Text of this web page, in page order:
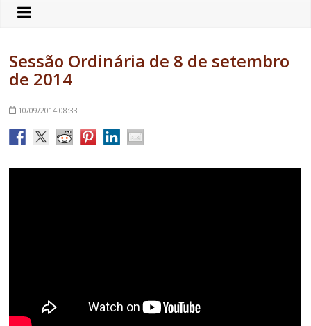
Sessão Ordinária de 8 de setembro
de 2014
10/09/2014 08:33